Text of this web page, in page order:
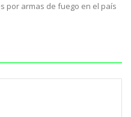
por armas de fuego en el país